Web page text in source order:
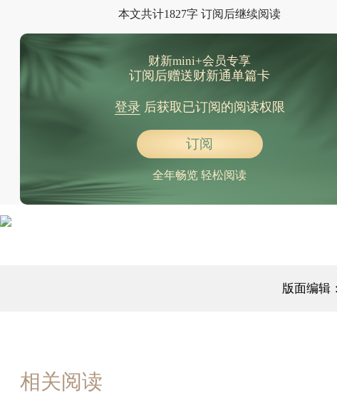
本文共计1827字 订阅后继续阅读
财新mini+会员专享
订阅后赠送财新通单篇卡
登录后获取已订阅的阅读权限
订阅
全年畅览 轻松阅读
版面编辑
相关阅读